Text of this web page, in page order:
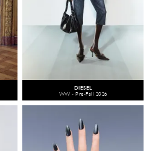
DIESEL
WW - Pre-Fall 2026